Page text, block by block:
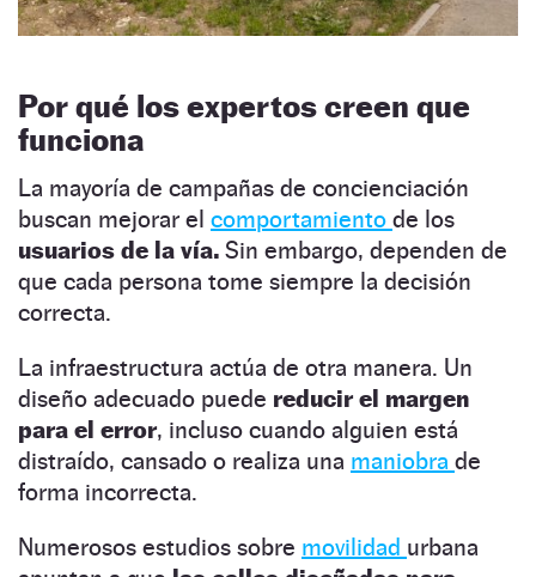
Por qué los expertos creen que
funciona
La mayoría de campañas de concienciación
buscan mejorar el comportamiento de los
usuarios de la vía. Sin embargo, dependen de
que cada persona tome siempre la decisión
correcta.
La infraestructura actúa de otra manera. Un
diseño adecuado puede reducir el margen
para el error, incluso cuando alguien está
distraído, cansado o realiza una maniobra de
forma incorrecta.
Numerosos estudios sobre movilidad urbana